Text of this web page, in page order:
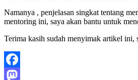
Namanya , penjelasan singkat tentang
mentoring ini, saya akan bantu untuk
Terima kasih sudah menyimak artikel
Facebook